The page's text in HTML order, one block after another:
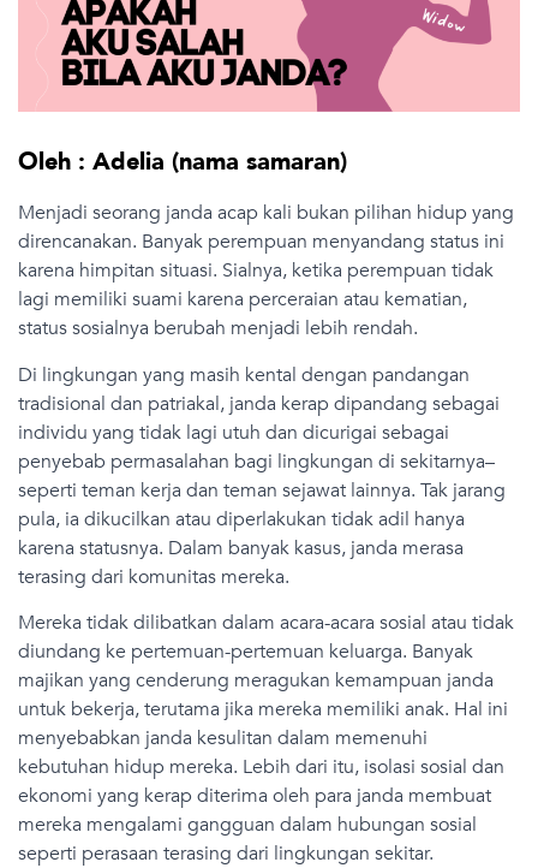
Oleh : Adelia (nama samaran)
Menjadi seorang janda acap kali bukan pilihan hidup yang
direncanakan. Banyak perempuan menyandang status ini
karena himpitan situasi. Sialnya, ketika perempuan tidak
lagi memiliki suami karena perceraian atau kematian,
status sosialnya berubah menjadi lebih rendah.
Di lingkungan yang masih kental dengan pandangan
tradisional dan patriakal, janda kerap dipandang sebagai
individu yang tidak lagi utuh dan dicurigai sebagai
penyebab permasalahan bagi lingkungan di sekitarnya–
seperti teman kerja dan teman sejawat lainnya. Tak jarang
pula, ia dikucilkan atau diperlakukan tidak adil hanya
karena statusnya. Dalam banyak kasus, janda merasa
terasing dari komunitas mereka.
Mereka tidak dilibatkan dalam acara-acara sosial atau tidak
diundang ke pertemuan-pertemuan keluarga. Banyak
majikan yang cenderung meragukan kemampuan janda
untuk bekerja, terutama jika mereka memiliki anak. Hal ini
menyebabkan janda kesulitan dalam memenuhi
kebutuhan hidup mereka. Lebih dari itu, isolasi sosial dan
ekonomi yang kerap diterima oleh para janda membuat
mereka mengalami gangguan dalam hubungan sosial
seperti perasaan terasing dari lingkungan sekitar.